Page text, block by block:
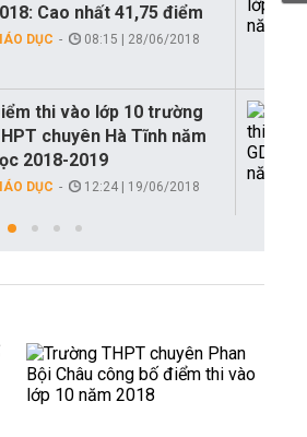
Cao nhất 41,75 điểm
DỤC 08:15 | 28/06/2018
thi vào lớp 10 trường
chuyên Hà Tĩnh năm
2018-2019
DỤC 12:24 | 19/06/2018